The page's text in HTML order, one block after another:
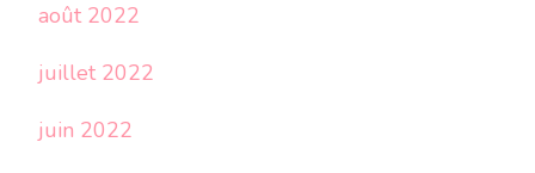
août 2022
juillet 2022
juin 2022